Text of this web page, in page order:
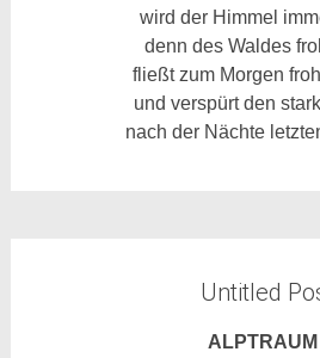
wird der Himmel
denn des Waldes
fließt zum Morgen
und verspürt den
nach der Nächte
Untitled
ALPTRAUM I